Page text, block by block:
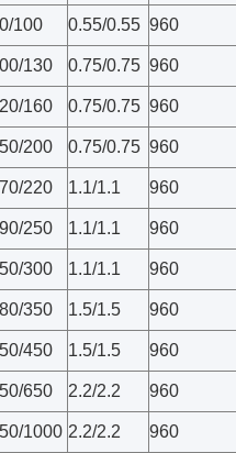
100 0.55/0.55 960
130 0.75/0.75 960
160 0.75/0.75 960
200 0.75/0.75 960
220 1.1/1.1 960
250 1.1/1.1 960
300 1.1/1.1 960
350 1.5/1.5 960
450 1.5/1.5 960
650 2.2/2.2 960
1000 2.2/2.2 960